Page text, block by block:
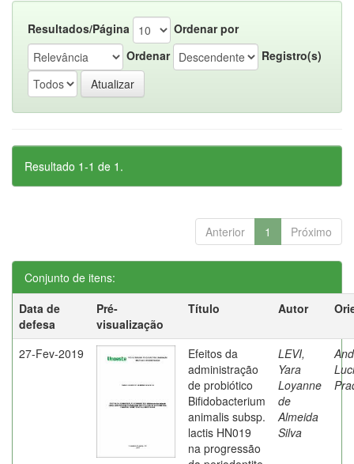
Resultados/Página
Ordenar por
Ordenar
Registro(s)
Resultado 1-1 de 1.
Anterior 1 Próximo
Conjunto de itens:
Data de
defesa
Pré-
visualização
Título Autor
27-Fev-2019
Efeitos da
administração
de probiótico
Bifidobacterium
animalis subsp.
lactis HN019
na progressão
LEVI,
Yara
Loyanne
de
Almeida
Silva